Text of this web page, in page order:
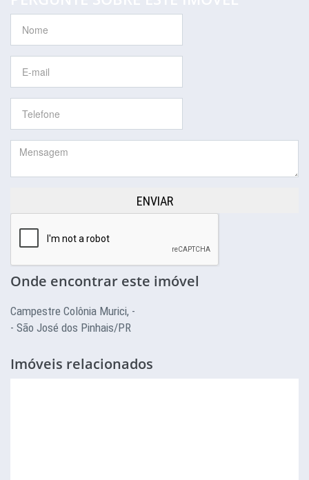
ENVIAR
Onde encontrar este imóvel
Campestre Colônia Murici, -
- São José dos Pinhais/PR
Imóveis relacionados